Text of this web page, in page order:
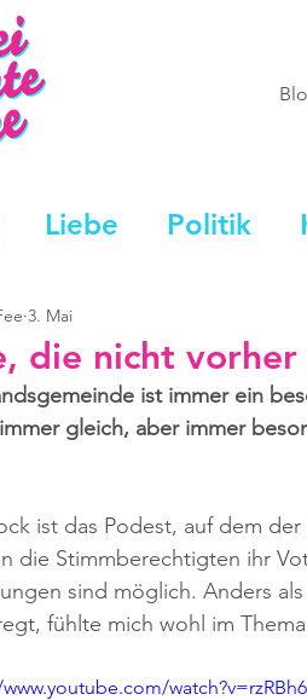
Liebe Politik
die nicht
3. Mai
ist immer ein
gleich, aber immer
ist das Podest, auf dem
die Stimmberechtigten ihr
sind möglich. Anders
fühlte mich wohl im